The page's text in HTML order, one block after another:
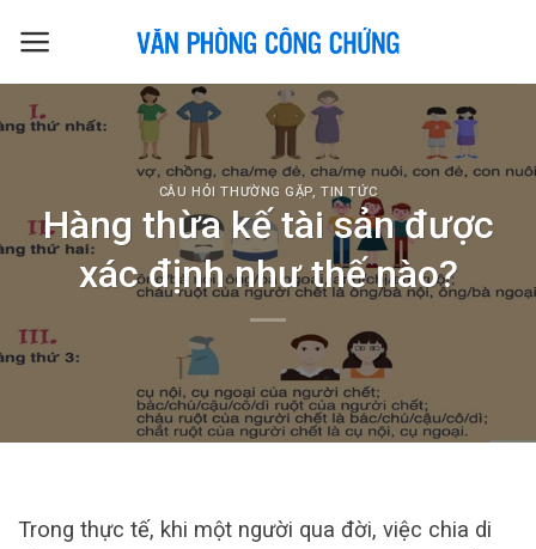
CÂU HỎI THƯỜNG GẶP,TIN TỨC
Hàng thừa kế tài sản được
xác định như thế nào?
Trong thực tế, khi một người qua đời, việc chia di